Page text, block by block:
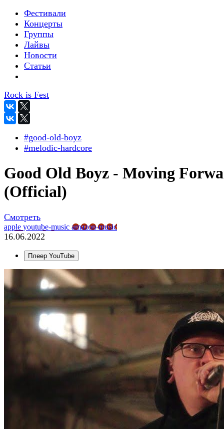
Фестивали
Концерты
Группы
Лайвы
Новости
Статьи
Rock is Fest
#good-old-boyz
#melodic-hardcore
Good Old Boyz - Moving
(Official)
Смотреть
apple youtube-music amazon-music
16.06.2022
Плеер YouTube